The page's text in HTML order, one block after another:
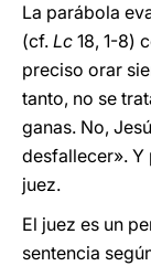
La parábola
(cf. Lc 18, 1-8)
preciso orar
tanto, no se
ganas. No,
desfallecer». Y
juez.
El juez es un
sentencia